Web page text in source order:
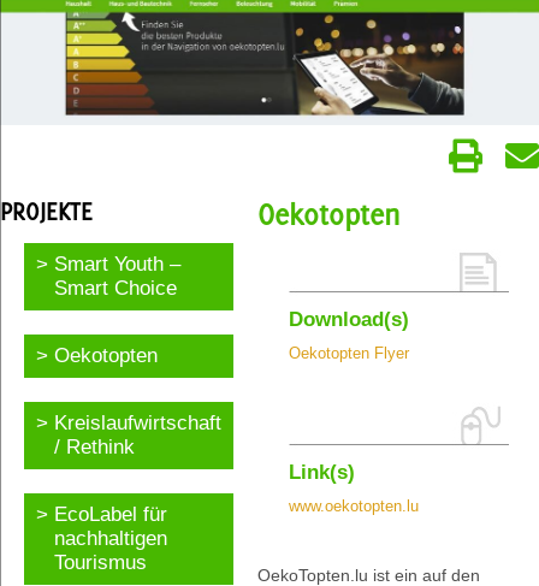
PROJEKTE
Smart Youth –
Smart Choice
Oekotopten
Kreislaufwirtschaft
/ Rethink
EcoLabel für
nachhaltigen
Tourismus
Oekotopten
Download(s)
Oekotopten Flyer
Link(s)
www.oekotopten.lu
OekoTopten.lu ist ein auf den